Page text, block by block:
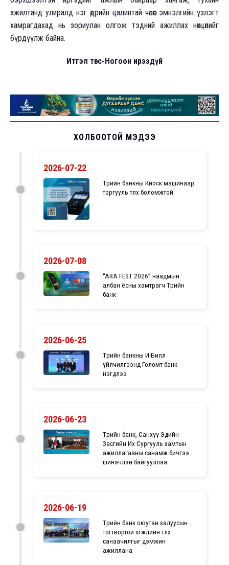
ажилтанд улиралд нэг өдрийн цалинтай чөлөөг эмнэлгийн үзлэгт
хамрагдахад нь зориулан олгож тэдний ажиллах нөхцөлийг
бүрдүүлж байна.
Итгэл төгс-Ногоон ирээдүй
ХОЛБООТОЙ МЭДЭЭ
2026-07-22
Төрийн банкны Киоск машинаар
торгууль төлөх боломжтой
2026-07-08
“ARA FEST 2026” наадмын
албан ёсны хамтрагч Төрийн
банк
2026-06-25
Төрийн банкны И-Билл
үйлчилгээнд Голомт банк
нэгдлээ
2026-06-23
Төрийн банк, Санхүү Эдийн
Засгийн Их Сургууль хамтын
ажиллагааны санамж бичгээ
шинэчлэн байгууллаа
2026-06-19
Төрийн банк оюутан залуусын
тогтвортой хөгжлийн төлөөх
санаачилгыг дэмжин
ажиллана